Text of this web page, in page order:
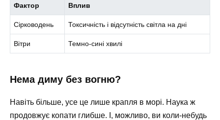
Фактор Вплив
Сірководень Токсичність і відсутність світла на дні
Вітри Темно-сині хвилі
Нема диму без вогню?
Навіть більше, усе це лише крапля в морі. Наука ж
продовжує копати глибше. І, можливо, ви коли-небудь